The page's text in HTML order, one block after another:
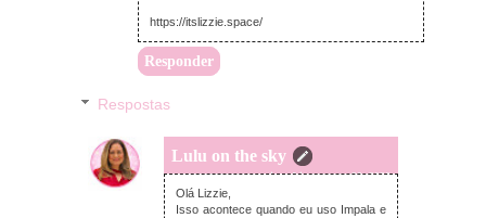
https://itslizzie.space/
Responder
Respostas
Lulu on the sky
quinta-feira, agosto 20, 2020
Olá Lizzie,
Isso acontece quando eu uso Impala e